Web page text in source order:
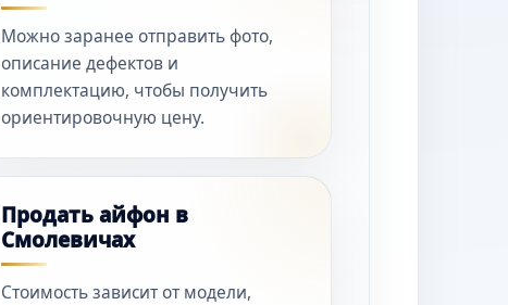
Можно заранее отправить фото,
описание дефектов и
комплектацию, чтобы получить
ориентировочную цену.
Продать айфон в
Смолевичах
Стоимость зависит от модели,